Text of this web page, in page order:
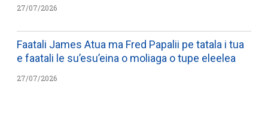
27/07/2026
Faatali James Atua ma Fred Papalii pe tatala i tua
e faatali le su’esu’eina o moliaga o tupe eleelea
27/07/2026